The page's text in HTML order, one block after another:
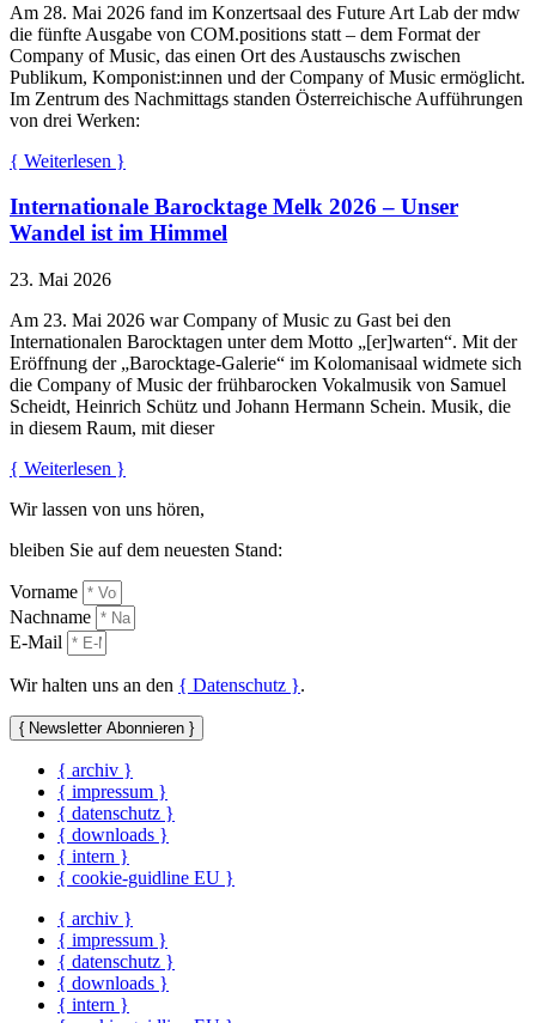
Am 28. Mai 2026 fand im Konzertsaal des Future Art Lab der mdw
die fünfte Ausgabe von COM.positions statt – dem Format der
Company of Music, das einen Ort des Austauschs zwischen
Publikum, Komponist:innen und der Company of Music ermöglicht.
Im Zentrum des Nachmittags standen Österreichische Aufführungen
von drei Werken:
{ Weiterlesen }
Internationale Barocktage Melk 2026 – Unser
Wandel ist im Himmel
23. Mai 2026
Am 23. Mai 2026 war Company of Music zu Gast bei den
Internationalen Barocktagen unter dem Motto „[er]warten“. Mit der
Eröffnung der „Barocktage-Galerie“ im Kolomanisaal widmete sich
die Company of Music der frühbarocken Vokalmusik von Samuel
Scheidt, Heinrich Schütz und Johann Hermann Schein. Musik, die
in diesem Raum, mit dieser
{ Weiterlesen }
Wir lassen von uns hören,
bleiben Sie auf dem neuesten Stand:
Vorname
Nachname
E-Mail
Wir halten uns an den { Datenschutz }.
{ Newsletter Abonnieren }
{ archiv }
{ impressum }
{ datenschutz }
{ downloads }
{ intern }
{ cookie-guidline EU }
{ archiv }
{ impressum }
{ datenschutz }
{ downloads }
{ intern }